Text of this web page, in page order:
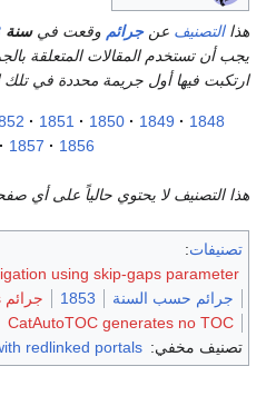
هذاالتصنيف عنجرائم وقعت فيسنة
يجب أن تستخدم المقالات المتعلقة
ارتكبت فيها أول جريمة محددة في تلك
1848
1849
1850
1851
1856
1857
هذا التصنيف لا يحتوي حالياً على أي
تصنيفات:
using skip-gaps parameter
جرائم حسب السنة
1853 جرائم 1850s
CatAutoTOC generates no TOC
تصنيف مخفي: redlinked portals